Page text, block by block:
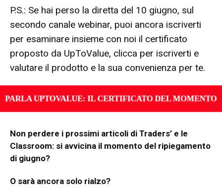
P.S.: Se hai perso la diretta del 10 giugno, sul
secondo canale webinar, puoi ancora iscriverti
per esaminare insieme con noi il certificato
proposto da UpToValue, clicca per iscriverti e
valutare il prodotto e la sua convenienza per te.
Non perdere i prossimi articoli di Traders’ e le
Classroom: si avvicina il momento del ripiegamento
di giugno?
O sarà ancora solo rialzo?